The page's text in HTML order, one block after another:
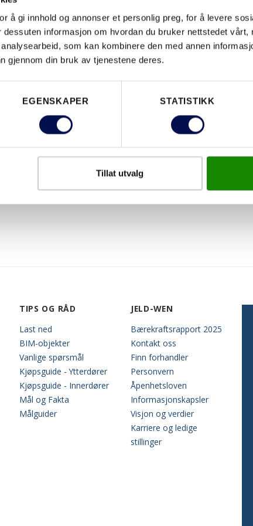
å gi innhold og annonser et personlig preg, for å levere
informasjon om hvordan du bruker nettstedet vårt,
som kan kombinere den med annen
gjennom din bruk av tjenestene deres.
EGENSKAPER STATISTIKK
Tillat utvalg
TIPS OG RÅD
Last ned
BIM-objekter
Vanlige spørsmål
Kjøpsguide - Ytterdører
Kjøpsguide - Innerdører
Mål og Fakta
Målguider
JELD-WEN
Bærekraftsrapport 2025
Kontakt oss
Finn forhandler
Personvern
Åpenhetsloven
Informasjonskapsler
Visjon og verdier
Karriere og ledige
stillinger